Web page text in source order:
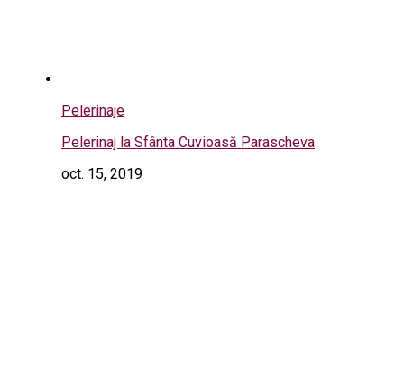
Pelerinaje
Pelerinaj la Sfânta Cuvioasă Parascheva
oct. 15, 2019